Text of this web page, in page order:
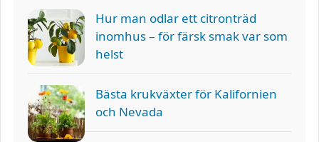
Hur man odlar ett citronträd
inomhus – för färsk smak var som
helst
Bästa krukväxter för Kalifornien
och Nevada